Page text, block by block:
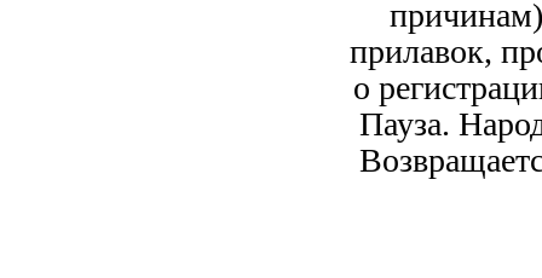
прилавок,
о
Пауза.